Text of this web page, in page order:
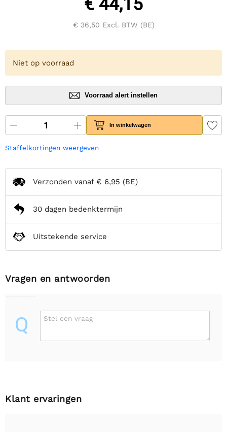
€ 44,15
€ 36,50 Excl. BTW (BE)
Niet op voorraad
Voorraad alert instellen
In winkelwagen
Staffelkortingen weergeven
Verzonden vanaf € 6,95 (BE)
30 dagen bedenktermijn
Uitstekende service
Vragen en antwoorden
Q Stel een vraag
Klant ervaringen